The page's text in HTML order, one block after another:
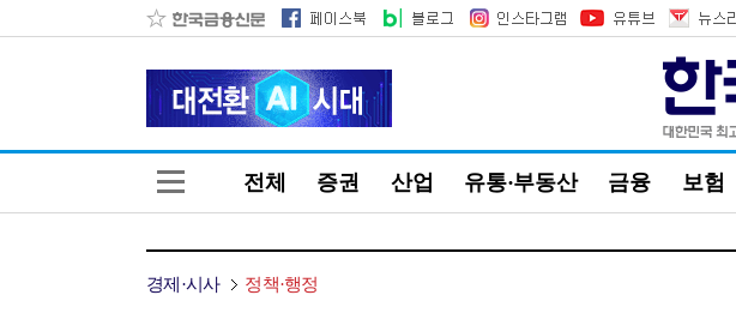
전체 증권 산업 유통·부동산 금융 보험
경제·시사 정책·행정